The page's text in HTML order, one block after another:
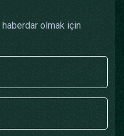
olmak için